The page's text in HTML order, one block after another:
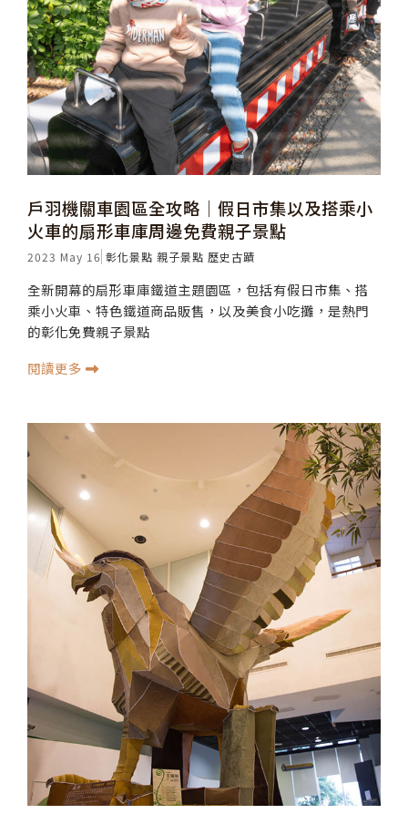
戶羽機關車園區全攻略│假日市集以及搭乘小
火車的扇形車庫周邊免費親子景點
2023 May 16 彰化景點 親子景點 歷史古蹟
全新開幕的扇形車庫鐵道主題園區，包括有假日市集、搭
乘小火車、特色鐵道商品販售，以及美食小吃攤，是熱門
的彰化免費親子景點
閱讀更多